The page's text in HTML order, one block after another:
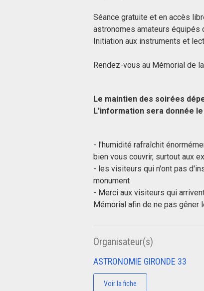
Séance gratuite et en accès
astronomes amateurs
Initiation aux instruments et
Rendez-vous au Mémorial de
Le maintien des soirées
L'information sera donnée
- l'humidité rafraîchit
bien vous couvrir, surtout aux
- les visiteurs qui n'ont pas
monument
- Merci aux visiteurs qui
Mémorial afin de ne pas gêner
Organisateur(s)
ASTRONOMIE GIRONDE 33
Voir la fiche